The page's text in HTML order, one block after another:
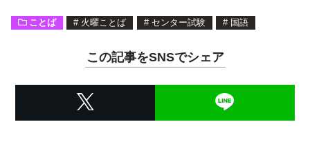
ことば # 火曜ことば # センター試験 # 国語
この記事をSNSでシェア